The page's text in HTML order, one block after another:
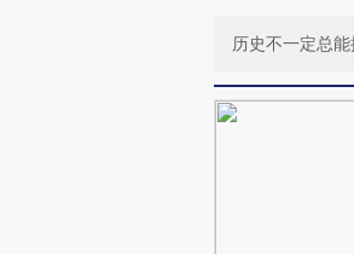
历史不一定总